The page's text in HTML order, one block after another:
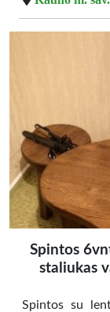
Spintos
staliukas
Spintos su